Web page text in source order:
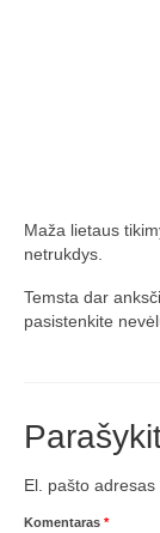
Maža lietaus
netrukdys.
Temsta dar
pasistenkite
El. pašto adresas
Komentaras *